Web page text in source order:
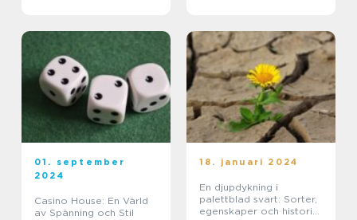
01. september
2024
Casino House: En Värld
av Spänning och Stil
18. januari 2024
En djupdykning i
palettblad svart: Sorter,
egenskaper och historisk